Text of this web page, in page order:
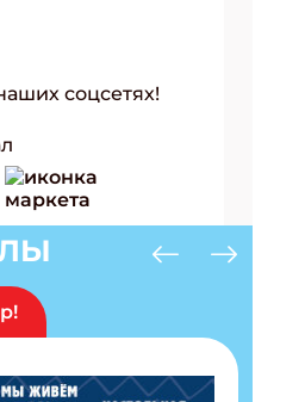
соцсетях!